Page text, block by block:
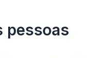
pessoas